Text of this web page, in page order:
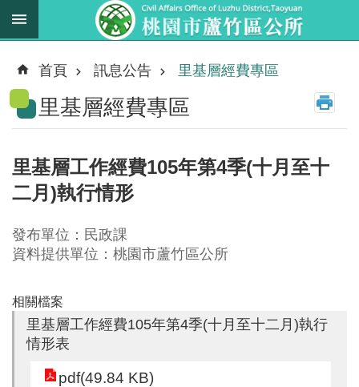
跳到主要內容區塊
新
消
息
務
職
掌
法
規
資
進
階
首頁 訊息公告 里基層經費專區
里基層經費專區
里基層工作經費105年第4季(十月至十
二月)執行情形
發布單位：民政課
資料提供單位：桃園市蘆竹區公所
相關檔案
里基層工作經費105年第4季(十月至十二月)執行
情形表
pdf(49.84 KB)